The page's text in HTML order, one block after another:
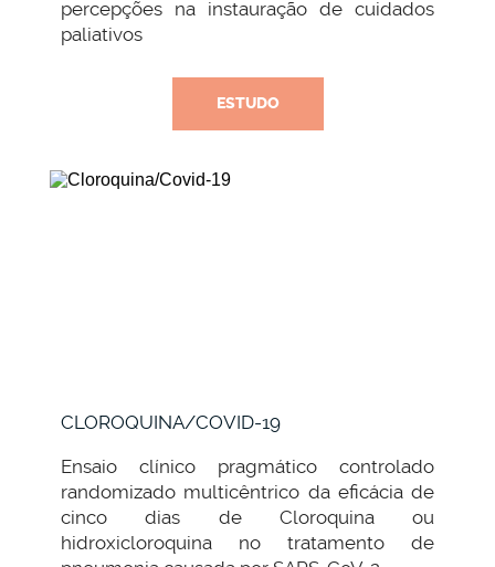
percepções na instauração de cuidados
paliativos
ESTUDO
CLOROQUINA/COVID-19
Ensaio clínico pragmático controlado
randomizado multicêntrico da eficácia de
cinco dias de Cloroquina ou
hidroxicloroquina no tratamento de